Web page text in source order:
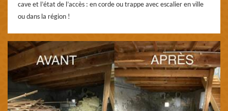
cave et l’état de l’accès : en corde ou trappe avec escalier en ville
ou dans la région !